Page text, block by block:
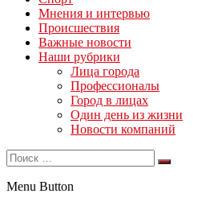
Мнения и интервью
Происшествия
Важные новости
Наши рубрики
Лица города
Профессионалы
Город в лицах
Один день из жизни
Новости компаний
Menu Button